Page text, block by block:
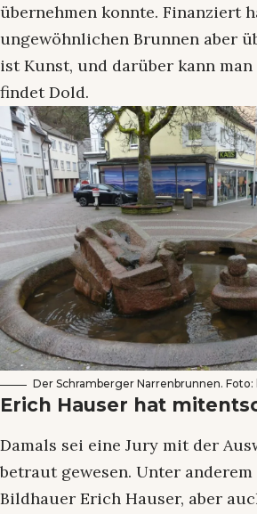
übernehmen konnte. Finanziert
ungewöhnlichen Brunnen aber
ist Kunst, und darüber kann man
findet Dold.
Der Schramberger Narrenbrunnen. Foto:
Erich Hauser hat
Damals sei eine Jury mit der
betraut gewesen. Unter
Bildhauer Erich Hauser, aber